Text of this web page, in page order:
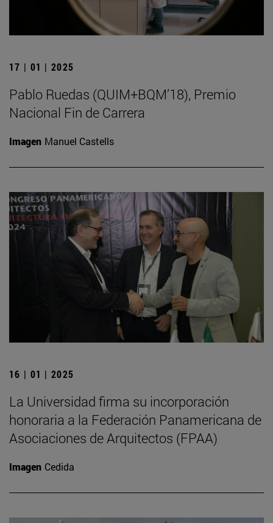
17 | 01 | 2025
Pablo Ruedas (QUIM+BQM’18), Premio
Nacional Fin de Carrera
Imagen Manuel Castells
16 | 01 | 2025
La Universidad firma su incorporación
honoraria a la Federación Panamericana de
Asociaciones de Arquitectos (FPAA)
Imagen Cedida